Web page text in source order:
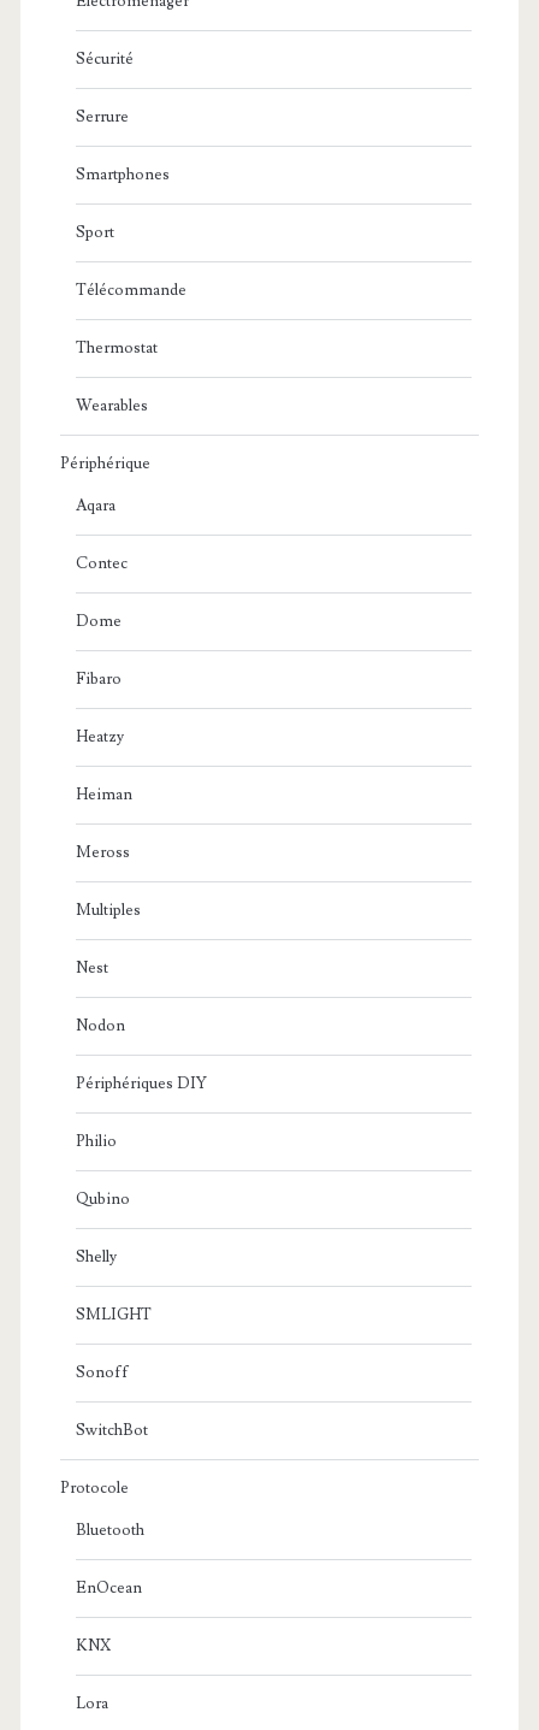
Sécurité
Serrure
Smartphones
Sport
Télécommande
Thermostat
Wearables
Périphérique
Aqara
Contec
Dome
Fibaro
Heatzy
Heiman
Meross
Multiples
Nest
Nodon
Périphériques DIY
Philio
Qubino
Shelly
SMLIGHT
Sonoff
SwitchBot
Protocole
Bluetooth
EnOcean
KNX
Lora